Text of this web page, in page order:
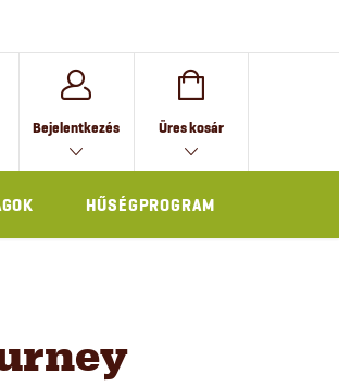
Bejelentkezés KOSÁR
Üres kosár
HŰSÉGPROGRAM